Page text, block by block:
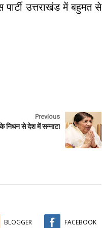
उत्तराखंड में बहुमत से
Previous
निधन से देश में सन्नाटा
BLOGGER FACEBOOK